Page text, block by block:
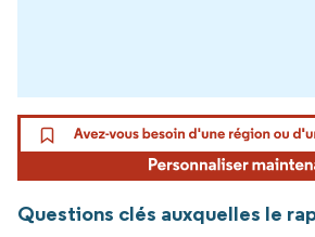
Questions clés auxquelles le